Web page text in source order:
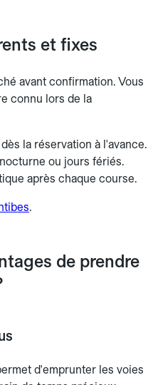
et fixes
avant confirmation. Vous
connu lors de la
la réservation à l'avance.
ou jours fériés.
après chaque course.
.
de prendre
d'emprunter les voies